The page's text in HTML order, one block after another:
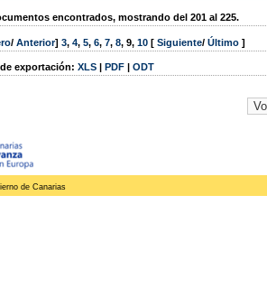
encontrados, mostrando del 201 al 225.
/ Anterior] 3, 4, 5, 6, 7, 8, 9, 10 [ Siguiente/ Último ]
exportación: XLS | PDF | ODT
de Canarias